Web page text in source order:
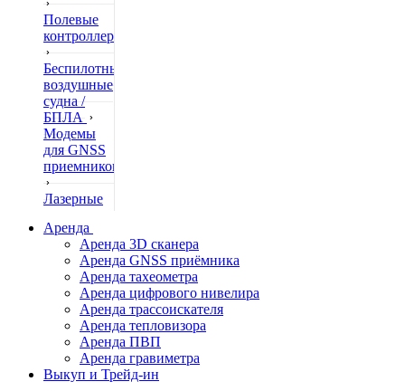
Полевые
контроллеры
Беспилотные
воздушные
судна /
БПЛА
Модемы
для GNSS
приемников
Лазерные
Нивелиры
Теодолиты
Трассоискатели
Неразрушающий
контроль
Аксессуары
Аренда
Аренда 3D сканера
Аренда GNSS приёмника
Аренда тахеометра
Аренда цифрового нивелира
Аренда трассоискателя
Аренда тепловизора
Аренда ПВП
Аренда гравиметра
Выкуп и Трейд-ин